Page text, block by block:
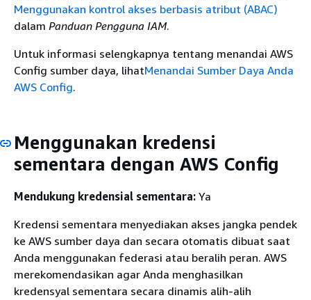
Menggunakan kontrol akses berbasis atribut (ABAC)
dalam Panduan Pengguna IAM.
Untuk informasi selengkapnya tentang menandai AWS
Config sumber daya, lihatMenandai Sumber Daya Anda
AWS Config.
Menggunakan kredensi
sementara dengan AWS Config
Mendukung kredensial sementara: Ya
Kredensi sementara menyediakan akses jangka pendek
ke AWS sumber daya dan secara otomatis dibuat saat
Anda menggunakan federasi atau beralih peran. AWS
merekomendasikan agar Anda menghasilkan
kredensyal sementara secara dinamis alih-alih